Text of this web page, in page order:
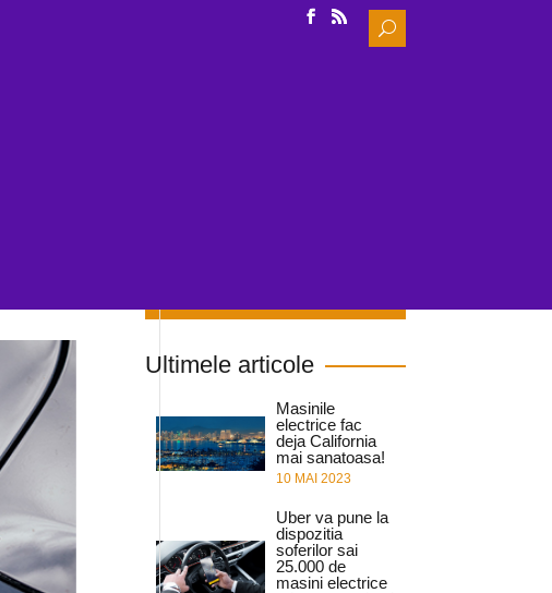
Search
for:
Ultimele articole
Masinile
electrice fac
deja California
mai sanatoasa!
10 MAI 2023
Uber va pune la
dispozitia
soferilor sai
25.000 de
masini electrice